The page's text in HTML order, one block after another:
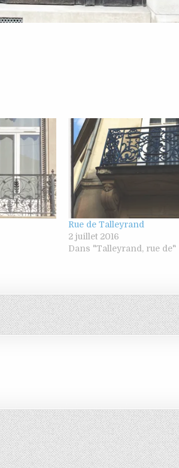
Rue de Talleyrand
2 juillet 2016
Dans "Talleyrand, rue de"